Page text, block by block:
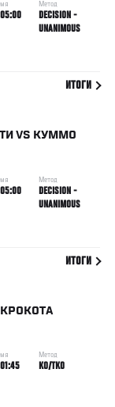
Метод
DECISION -
UNANIMOUS
ИТОГИ
VS КУММО
Метод
DECISION -
UNANIMOUS
ИТОГИ
КРОКОТА
Метод
KO/TKO